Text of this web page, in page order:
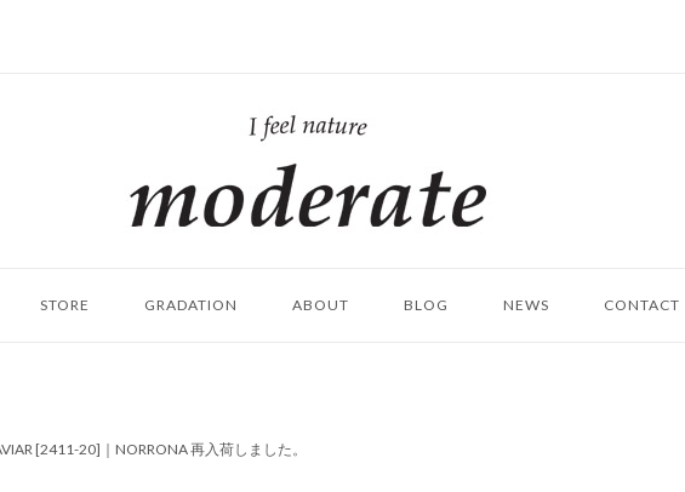
ム
STORE GRADATION ABOUT BLOG NEWS CONTACT
[2411-20]｜NORRONA 再入荷しました。